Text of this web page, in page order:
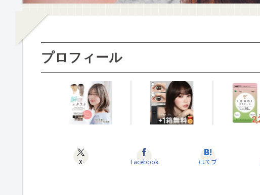
プロフィール
X Facebook はてブ